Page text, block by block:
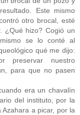
Este mismo
otro brocal, esté
¿Qué hizo? Cogió un
se lo conté al
qué me dijo:
preservar nuestro
para que no pasen
era un chavalín
del instituto, por la
a picar, por la